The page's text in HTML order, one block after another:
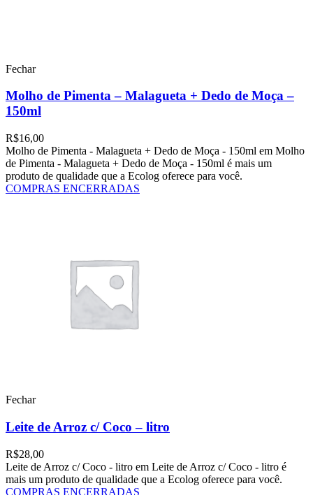
Fechar
Molho de Pimenta – Malagueta + Dedo de Moça –
150ml
R$16,00
Molho de Pimenta - Malagueta + Dedo de Moça - 150ml em Molho
de Pimenta - Malagueta + Dedo de Moça - 150ml é mais um
produto de qualidade que a Ecolog oferece para você.
COMPRAS ENCERRADAS
Fechar
Leite de Arroz c/ Coco – litro
R$28,00
Leite de Arroz c/ Coco - litro em Leite de Arroz c/ Coco - litro é
mais um produto de qualidade que a Ecolog oferece para você.
COMPRAS ENCERRADAS